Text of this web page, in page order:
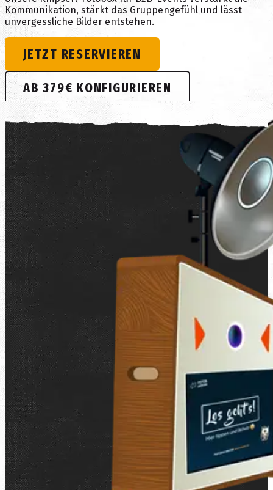
Kommunikation, stärkt das Gruppengefühl und lässt
unvergessliche Bilder entstehen.
JETZT RESERVIEREN
AB379€ KONFIGURIEREN